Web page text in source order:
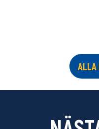
ALLA